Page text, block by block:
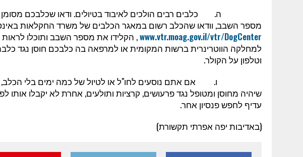
ה. כלבים רבים הולכים לאיבוד בטיולים. ודאו שכלבכם מסומן
מספר השבב, וודאו שהכלב רשום במאגר הכלבים של משרד החקלאות
www.vtr.moag.gov.il/vtr/DogCenter, הקלידו את מספר השבב ותוכלו
למחלקה הווטרינרית ברשות המקומית או למרפאה בה כלבכם חוסן נגד
וטלפון על הקולר.
ו. אם אתם נוסעים לחו"ל או לטיול של כמה ימים בלי הכלב,
שיהיה מחוסן ומטופל נגד פרעושים, קרציות ותולעים, אחרת לא יקבלו אותו
עדיף לחפש פנסיון אחר.
(באדיבות יפה אפרתי תקשורת)